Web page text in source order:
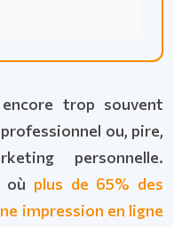
trop souvent
ou, pire,
personnelle.
où plus de 65% des
impression en ligne